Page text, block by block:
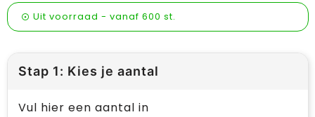
Uit voorraad - vanaf 600 st.
Stap 1: Kies je aantal
Vul hier een aantal in